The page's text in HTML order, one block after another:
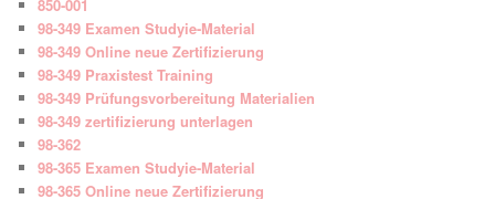
850-001
98-349 Examen Studyie-Material
98-349 Online neue Zertifizierung
98-349 Praxistest Training
98-349 Prüfungsvorbereitung Materialien
98-349 zertifizierung unterlagen
98-362
98-365 Examen Studyie-Material
98-365 Online neue Zertifizierung